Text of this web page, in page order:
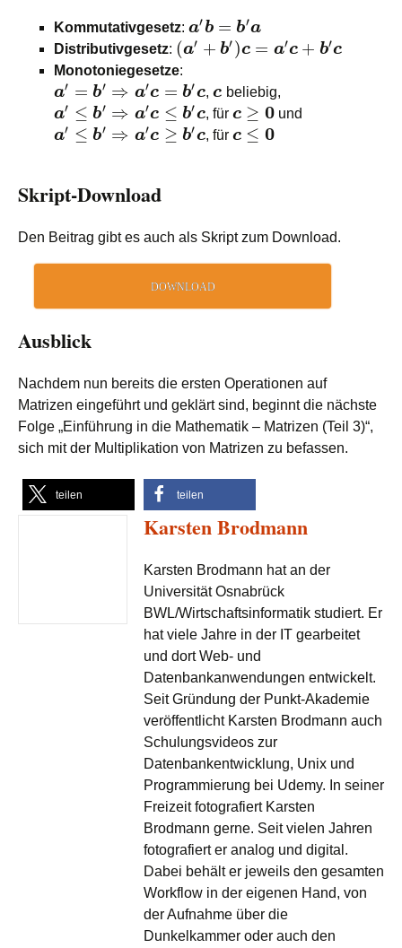
Kommutativgesetz: a′b = b′a
Distributivgesetz: (a′ + b′)c = a′c + b′c
Monotoniegesetze:
a′ = b′ ⇒ a′c = b′c, c beliebig,
a′ ≤ b′ ⇒ a′c ≤ b′c, für c ≥ 0 und
a′ ≤ b′ ⇒ a′c ≥ b′c, für c ≤ 0
Skript-Download
Den Beitrag gibt es auch als Skript zum Download.
DOWNLOAD
Ausblick
Nachdem nun bereits die ersten Operationen auf
Matrizen eingeführt und geklärt sind, beginnt die nächste
Folge „Einführung in die Mathematik – Matrizen (Teil 3)“,
sich mit der Multiplikation von Matrizen zu befassen.
teilen teilen
Karsten Brodmann
Karsten Brodmann hat an der
Universität Osnabrück
BWL/Wirtschaftsinformatik studiert. Er
hat viele Jahre in der IT gearbeitet
und dort Web- und
Datenbankanwendungen entwickelt.
Seit Gründung der Punkt-Akademie
veröffentlicht Karsten Brodmann auch
Schulungsvideos zur
Datenbankentwicklung, Unix und
Programmierung bei Udemy. In seiner
Freizeit fotografiert Karsten
Brodmann gerne. Seit vielen Jahren
fotografiert er analog und digital.
Dabei behält er jeweils den gesamten
Workflow in der eigenen Hand, von
der Aufnahme über die
Dunkelkammer oder auch den